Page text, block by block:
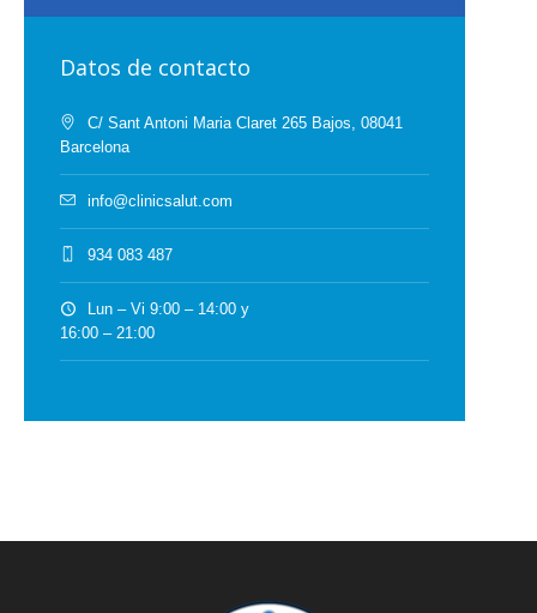
Datos de contacto
C/ Sant Antoni Maria Claret 265 Bajos, 08041
Barcelona
info@clinicsalut.com
934 083 487
Lun – Vi 9:00 – 14:00 y
16:00 – 21:00